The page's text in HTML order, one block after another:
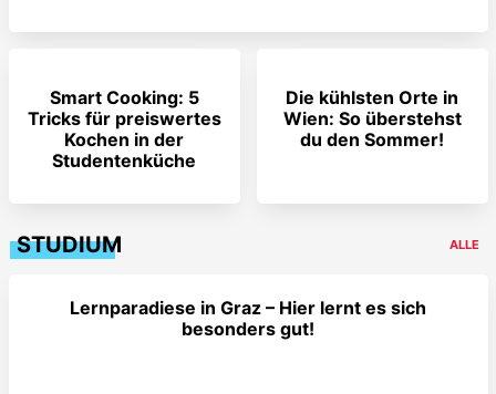
Smart Cooking: 5
Tricks für preiswertes
Kochen in der
Studentenküche
Die kühlsten Orte in
Wien: So überstehst
du den Sommer!
STUDIUM ALLE
Lernparadiese in Graz – Hier lernt es sich
besonders gut!